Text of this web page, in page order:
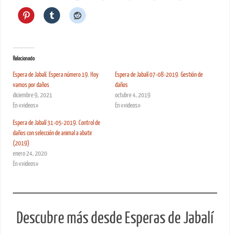
Relacionado
Espera de Jabalí. Espera número 19. Hoy
vamos por daños
diciembre 9, 2021
En «videos»
Espera de Jabalí 07-08-2019. Gestión de
daños
octubre 4, 2019
En «videos»
Espera de Jabalí 31-05-2019. Control de
daños con selección de animal a abatir
(2019)
enero 24, 2020
En «videos»
Descubre más desde Esperas de Jabalí